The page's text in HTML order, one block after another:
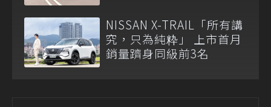
NISSAN X-TRAIL「所有講
究，只為純粋」 上市首月
銷量躋身同級前3名